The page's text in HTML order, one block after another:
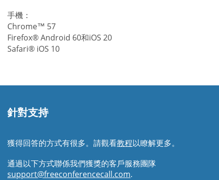
手機：
Chrome™ 57
Firefox® Android 60和iOS 20
Safari® iOS 10
針對支持
獲得回答的方式有很多。請觀看教程以瞭解更多。
通過以下方式聯係我們獲獎的客戶服務團隊
support@freeconferencecall.com.